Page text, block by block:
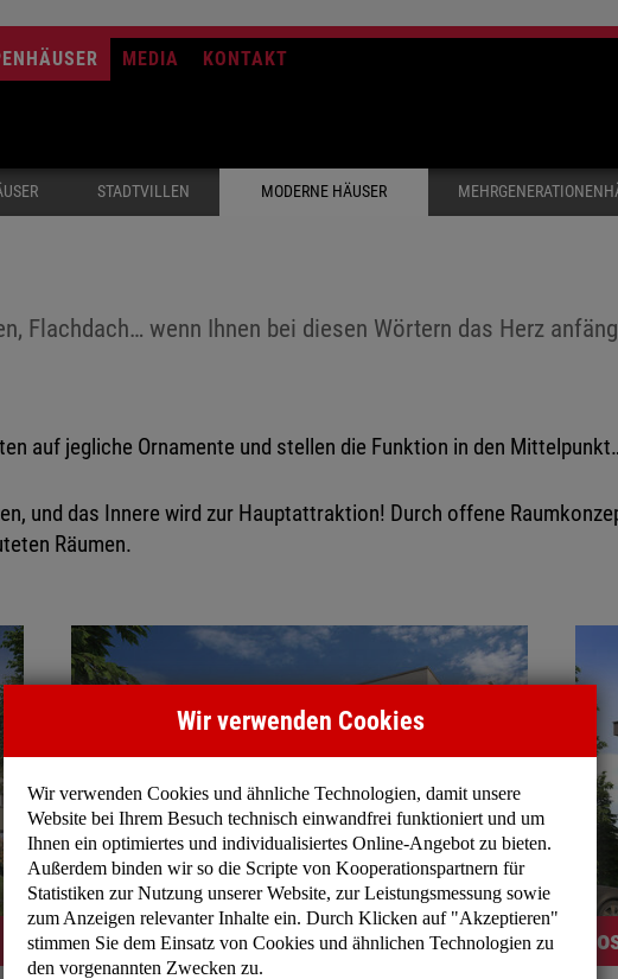
MEDIA KONTAKT
STADTVILLEN MODERNE HÄUSER
Flachdach… wenn Ihnen bei diesen Wörtern das Herz
auf jegliche Ornamente und stellen die Funktion in den
und das Innere wird zur Hauptattraktion! Durch offene
Räumen.
Madison II | Gesamt: 99 m²
Wir verwenden Cookies
Wir verwenden Cookies und ähnliche Technologien, damit unsere
Website bei Ihrem Besuch technisch einwandfrei funktioniert und um
Ihnen ein optimiertes und individualisiertes Online-Angebot zu bieten.
Außerdem binden wir so die Scripte von Kooperationspartnern für
Statistiken zur Nutzung unserer Website, zur Leistungsmessung sowie
zum Anzeigen relevanter Inhalte ein. Durch Klicken auf "Akzeptieren"
stimmen Sie dem Einsatz von Cookies und ähnlichen Technologien zu
den vorgenannten Zwecken zu.